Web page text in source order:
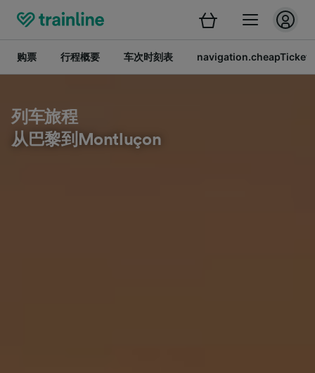
购票 行程概要 车次时刻表 navigation.cheapTickets
列车旅程
从巴黎到Montluçon